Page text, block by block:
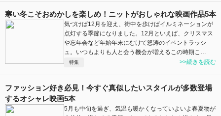
寒い冬こそおめかしを楽しめ！ニットがおしゃれな映画作品5本
気づけば12月を迎え、街中を歩けばイルミネーションが
点灯する季節になりました。12月といえば、クリスマス
や忘年会など年始年末にむけて怒涛のイベントラッシ
ュ。いつもよりも人と会う機会が増えるこの時期こ…
特集 >>続きを読む
ファッション好き必見！今すぐ真似したいスタイルが多数登場
するオシャレ映画5本
5月も中旬を過ぎ、気温も暖かくなっていよいよ春夏物が